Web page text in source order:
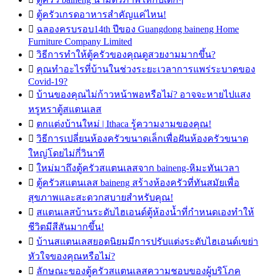
 ตู้ครัวเกรดอาหารสำคัญแค่ไหน!
 ฉลองครบรอบ14th ปีของ Guangdong baineng Home
Furniture Company Limited
 วิธีการทำให้ตู้ครัวของคุณดูสวยงามมากขึ้น?
 คุณทำอะไรที่บ้านในช่วงระยะเวลาการแพร่ระบาดของ
Covid-19?
 บ้านของคุณไม่ก้าวหน้าพอหรือไม่? อาจจะหายไปแสง
หรูหราตู้สแตนเลส
 ตกแต่งบ้านใหม่ | Ithaca รู้ความงามของคุณ!
 วิธีการเปลี่ยนห้องครัวขนาดเล็กเพื่อฝันห้องครัวขนาด
ใหญ่โดยไม่กี่วินาที
 ใหม่มาถึงตู้ครัวสแตนเลสจาก baineng-หิมะทันเวลา
 ตู้ครัวสแตนเลส baineng สร้างห้องครัวที่ทันสมัยเพื่อ
สุขภาพและสะดวกสบายสำหรับคุณ!
 สแตนเลสบ้านระดับไฮเอนด์ตู้ห้องน้ำที่กำหนดเองทำให้
ชีวิตมีสีสันมากขึ้น!
 บ้านสแตนเลสยอดนิยมมีการปรับแต่งระดับไฮเอนด์เขย่า
หัวใจของคุณหรือไม่?
 ลักษณะของตู้ครัวสแตนเลสความชอบของผู้บริโภค